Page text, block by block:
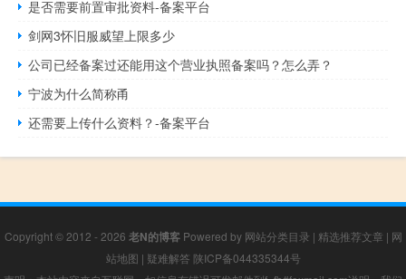
是否需要前置审批资料-备案平台
剑网3怀旧服威望上限多少
公司已经备案过还能用这个营业执照备案吗？怎么弄？
宁波为什么简称甬
还需要上传什么资料？-备案平台
Copyright © 2012 - 2026 老N的博客Powered by 网站分类目录 | 精选推荐文章 | 网
站地图 | 疑难解答 陕ICP备044335344号